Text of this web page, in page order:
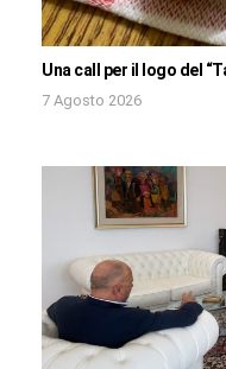
Una call per il logo del
7 Agosto 2026